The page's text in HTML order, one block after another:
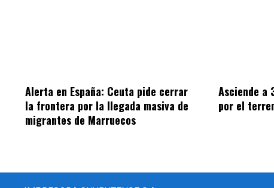
Alerta en España: Ceuta pide cerrar
la frontera por la llegada masiva de
migrantes de Marruecos
Asciende
por el